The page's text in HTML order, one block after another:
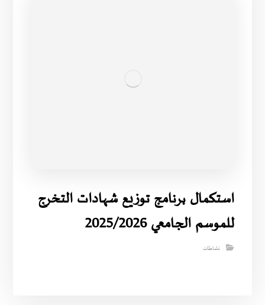
استكمال برنامج توزيع شهادات التخرج
للموسم الجامعي 2025/2026
نشاطات